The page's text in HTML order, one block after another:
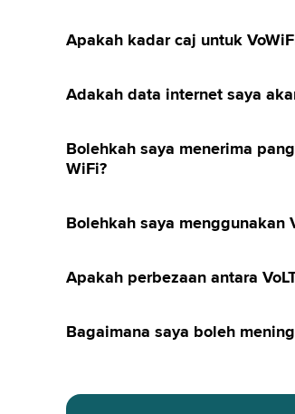
Apakah kadar caj untuk
Adakah data internet saya
Bolehkah saya menerima
WiFi?
Bolehkah saya menggunakan
Apakah perbezaan antara
Bagaimana saya boleh